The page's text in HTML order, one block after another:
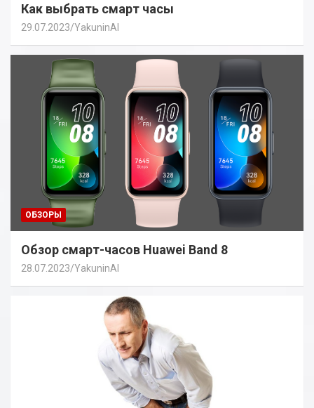
Как выбрать смарт часы
29.07.2023 YakuninAI
ОБЗОРЫ
Обзор смарт-часов Huawei Band 8
28.07.2023 YakuninAI